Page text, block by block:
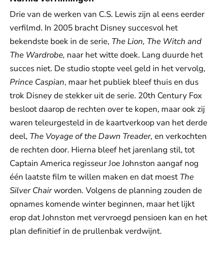
Drie van de werken van C.S. Lewis zijn al eens eerder
verfilmd. In 2005 bracht Disney succesvol het
bekendste boek in de serie, The Lion, The Witch and
The Wardrobe, naar het witte doek. Lang duurde het
succes niet. De studio stopte veel geld in het vervolg,
Prince Caspian, maar het publiek bleef thuis en dus
trok Disney de stekker uit de serie. 20th Century Fox
besloot daarop de rechten over te kopen, maar ook zij
waren teleurgesteld in de kaartverkoop van het derde
deel, The Voyage of the Dawn Treader, en verkochten
de rechten door. Hierna bleef het jarenlang stil, tot
Captain America regisseur Joe Johnston aangaf nog
één laatste film te willen maken en dat moest The
Silver Chairworden. Volgens de planning zouden de
opnames komende winter beginnen, maar het lijkt
erop dat Johnston met vervroegd pensioen kan en het
plan definitief in de prullenbak verdwijnt.